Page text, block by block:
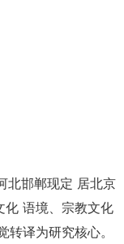
北邯郸现定 居北京
化 语境、宗教文化
译为研究核心。